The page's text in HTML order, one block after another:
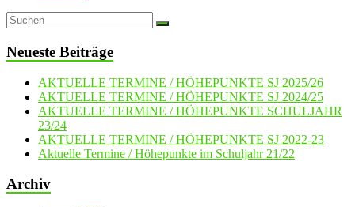
Neueste Beiträge
AKTUELLE TERMINE / HÖHEPUNKTE SJ 2025/26
AKTUELLE TERMINE / HÖHEPUNKTE SJ 2024/25
AKTUELLE TERMINE / HÖHEPUNKTE SCHULJAHR
23/24
AKTUELLE TERMINE / HÖHEPUNKTE SJ 2022-23
Aktuelle Termine / Höhepunkte im Schuljahr 21/22
Archiv